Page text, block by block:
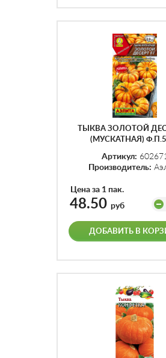
ТЫКВА ЗОЛОТОЙ
(МУСКАТНАЯ)
Артикул:
Производитель:
Цена за 1 пак.
48.50 руб
ДОБАВИТЬ В